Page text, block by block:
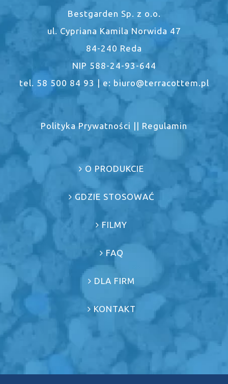
Bestgarden Sp. z o.o.
ul. Cypriana Kamila Norwida 47
84-240 Reda
NIP 588-24-93-644
tel. 58 500 84 93 | e: biuro@terracottem.pl
Polityka Prywatności || Regulamin
O PRODUKCIE
GDZIE STOSOWAĆ
FILMY
FAQ
DLA FIRM
KONTAKT